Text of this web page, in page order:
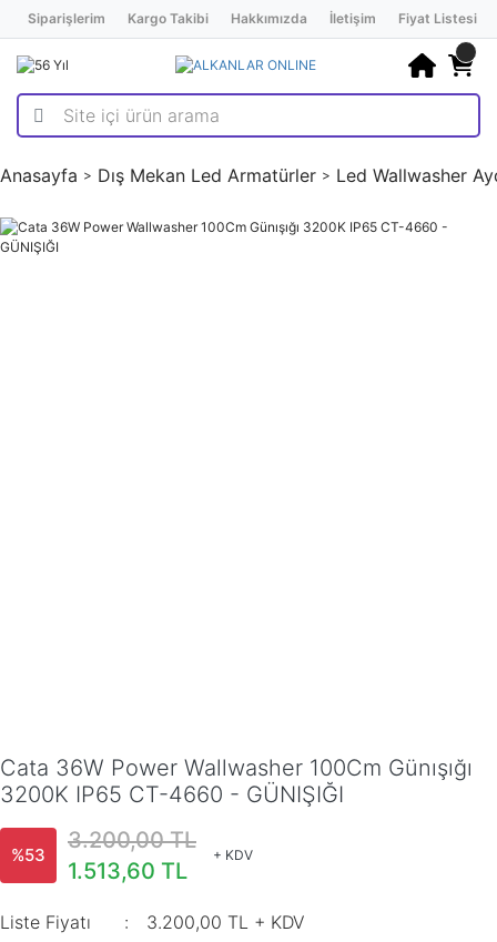
Siparişlerim Kargo Takibi Hakkımızda İletişim Fiyat Listesi
Anasayfa Dış Mekan Led Armatürler Led Wallwasher
Cata 36W Power Wallwasher 100Cm Günışığı
3200K IP65 CT-4660 - GÜNIŞIĞI
%53
3.200,00 TL
1.513,60 TL
+ KDV
Liste Fiyatı 3.200,00 TL + KDV